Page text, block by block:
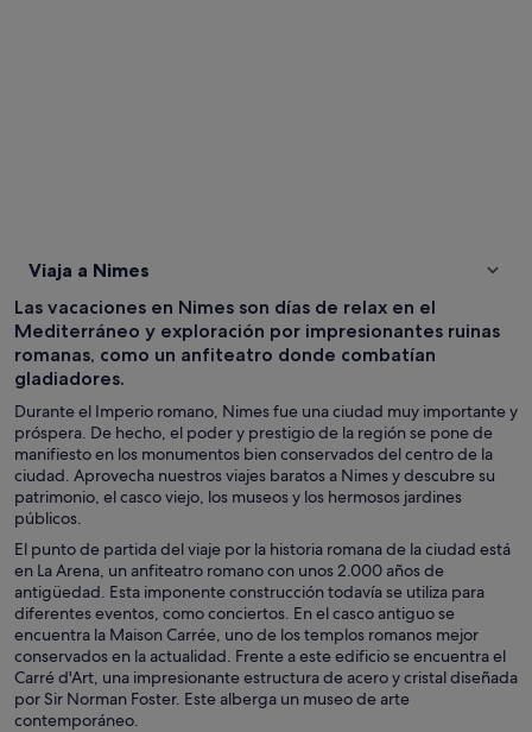
Viaja a Nimes
Las vacaciones en Nimes son días de relax en el
Mediterráneo y exploración por impresionantes ruinas
romanas, como un anfiteatro donde combatían
gladiadores.
Durante el Imperio romano, Nimes fue una ciudad muy importante y
próspera. De hecho, el poder y prestigio de la región se pone de
manifiesto en los monumentos bien conservados del centro de la
ciudad. Aprovecha nuestros viajes baratos a Nimes y descubre su
patrimonio, el casco viejo, los museos y los hermosos jardines
públicos.
El punto de partida del viaje por la historia romana de la ciudad está
en La Arena, un anfiteatro romano con unos 2.000 años de
antigüedad. Esta imponente construcción todavía se utiliza para
diferentes eventos, como conciertos. En el casco antiguo se
encuentra la Maison Carrée, uno de los templos romanos mejor
conservados en la actualidad. Frente a este edificio se encuentra el
Carré d'Art, una impresionante estructura de acero y cristal diseñada
por Sir Norman Foster. Este alberga un museo de arte
contemporáneo.